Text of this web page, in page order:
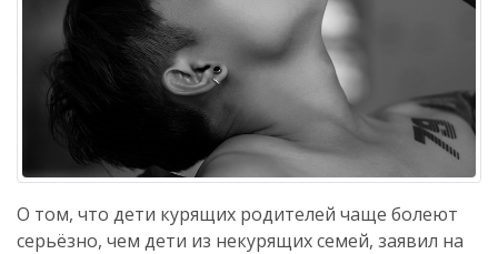
О том, что дети курящих родителей чаще болеют
серьёзно, чем дети из некурящих семей, заявил на